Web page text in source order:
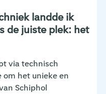
landde ik
de juiste plek: het
via technisch
het unieke en
Schiphol